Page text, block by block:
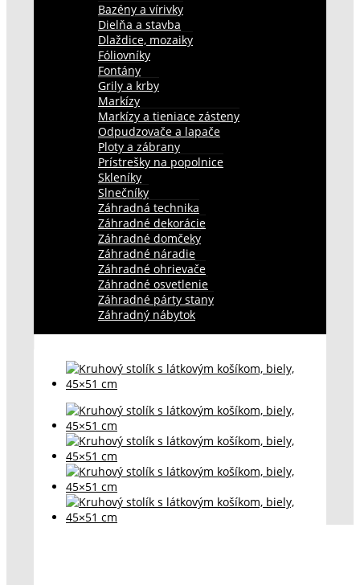
Bazény a vírivky
Dielňa a stavba
Dlaždice, mozaiky
Fóliovníky
Fontány
Grily a krby
Markízy
Markízy a tieniace zásteny
Odpudzovače a lapače
Ploty a zábrany
Prístrešky na popolnice
Skleníky
Slnečníky
Záhradná technika
Záhradné dekorácie
Záhradné domčeky
Záhradné náradie
Záhradné ohrievače
Záhradné osvetlenie
Záhradné párty stany
Záhradný nábytok